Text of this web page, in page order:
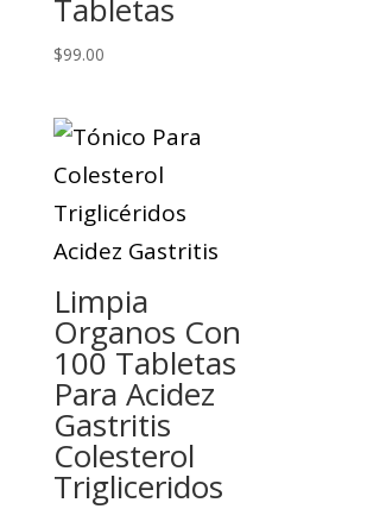
Tabletas
$99.00
Limpia
Organos Con
100 Tabletas
Para Acidez
Gastritis
Colesterol
Trigliceridos